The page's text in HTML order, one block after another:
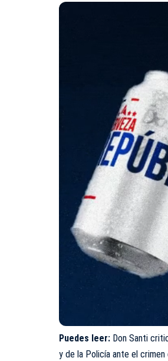
Puedes leer: Don Santi
y de la Policía ante el crimen